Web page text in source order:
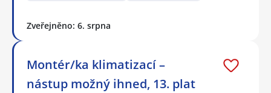
Zveřejněno: 6. srpna
Montér/ka klimatizací –
nástup možný ihned, 13. plat